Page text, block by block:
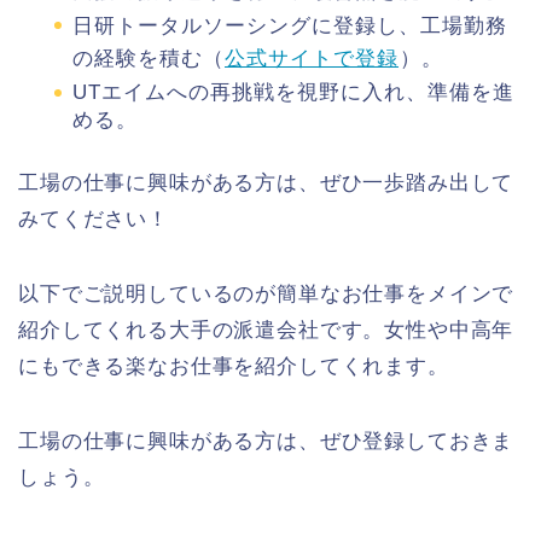
日研トータルソーシングに登録し、工場勤務
の経験を積む（公式サイトで登録 ）。
UTエイムへの再挑戦を視野に入れ、準備を進
める。
工場の仕事に興味がある方は、ぜひ一歩踏み出して
みてください！
以下でご説明しているのが簡単なお仕事をメインで
紹介してくれる大手の派遣会社です。女性や中高年
にもできる楽なお仕事を紹介してくれます。
工場の仕事に興味がある方は、ぜひ登録しておきま
しょう。